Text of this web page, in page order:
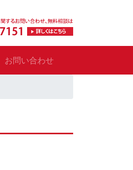
お問い合わせ